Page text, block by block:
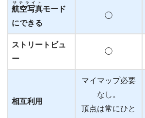
航空写真
サテライト
モード
にできる
◯
ストリートビュ
ー
◯
相互利用
マイマップ必要
なし。
頂点は常にひと